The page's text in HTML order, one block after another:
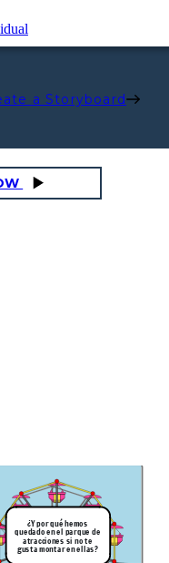
a Storyboard
¿Y por qué hemos
quedado en el parque de
atracciones si no te
gusta montar en ellas?